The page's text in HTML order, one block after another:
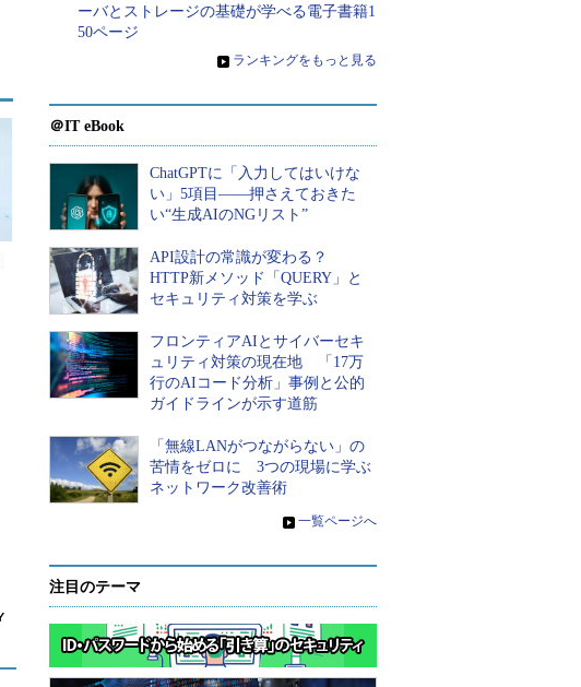
ーバとストレージの基礎が学べる電子書籍1
50ページ
» ランキングをもっと見る
＠IT eBook
ChatGPTに「入力してはいけな
い」5項目――押さえておきた
い“生成AIのNGリスト”
API設計の常識が変わる？
HTTP新メソッド「QUERY」と
セキュリティ対策を学ぶ
フロンティアAIとサイバーセキ
ュリティ対策の現在地 「17万
行のAIコード分析」事例と公的
ガイドラインが示す道筋
「無線LANがつながらない」の
苦情をゼロに 3つの現場に学ぶ
ネットワーク改善術
» 一覧ページへ
注目のテーマ